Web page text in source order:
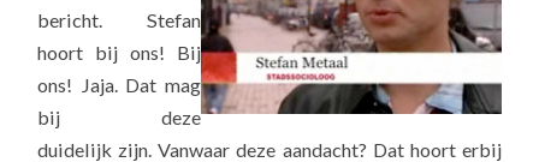
bericht. Stefan
hoort bij ons! Bij
ons! Jaja. Dat mag
bij deze
duidelijk zijn. Vanwaar deze aandacht? Dat hoort erbij